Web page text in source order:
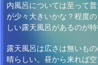
内風呂については至って
が少々大きいかな？程度
しい露天風呂があるのが特
露天風呂は広さは無いも
晴らしい。昼から来れば